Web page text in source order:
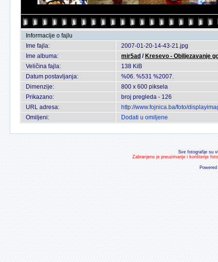
Informacije o fajlu
Ime fajla:
2007-01-20-14-43-21.jpg
Ime albuma:
mir5ad / Kresevo - Obiljezavanje
Veličina fajla:
138 KiB
Datum postavljanja:
%06. %531 %2007.
Dimenzije:
800 x 600 piksela
Prikazano:
broj pregleda - 126
URL adresa:
http://www.fojnica.ba/foto/
Omiljeni:
Dodati u omiljene
Sve fotografije su
Zabranjeno je preuzimanje i korištenje